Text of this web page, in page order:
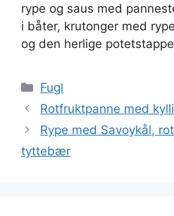
rype og saus med
i båter, krutonger med
og den herlige
Kategorier
Fugl
Rotfruktpanne med
Rype med Savoykål,
tyttebær